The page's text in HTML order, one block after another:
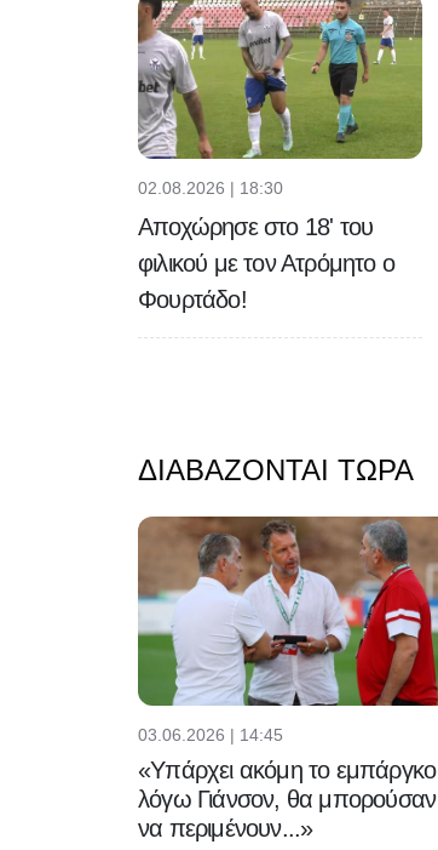
02.08.2026 | 18:30
Αποχώρησε στο 18' του
φιλικού με τον Ατρόμητο ο
Φουρτάδο!
ΔΙΑΒΆΖΟΝΤΑΙ ΤΏΡΑ
03.06.2026 | 14:45
«Υπάρχει ακόμη το εμπάργκο
λόγω Γιάνσον, θα μπορούσαν
να περιμένουν...»